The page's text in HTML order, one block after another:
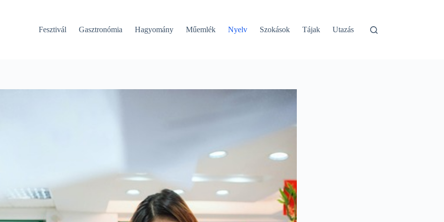
Fesztivál Gasztronómia Hagyomány Műemlék Nyelv Szokások Tájak Utazás